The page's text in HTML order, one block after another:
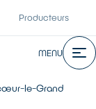
Producteurs
MENU
le-Grand